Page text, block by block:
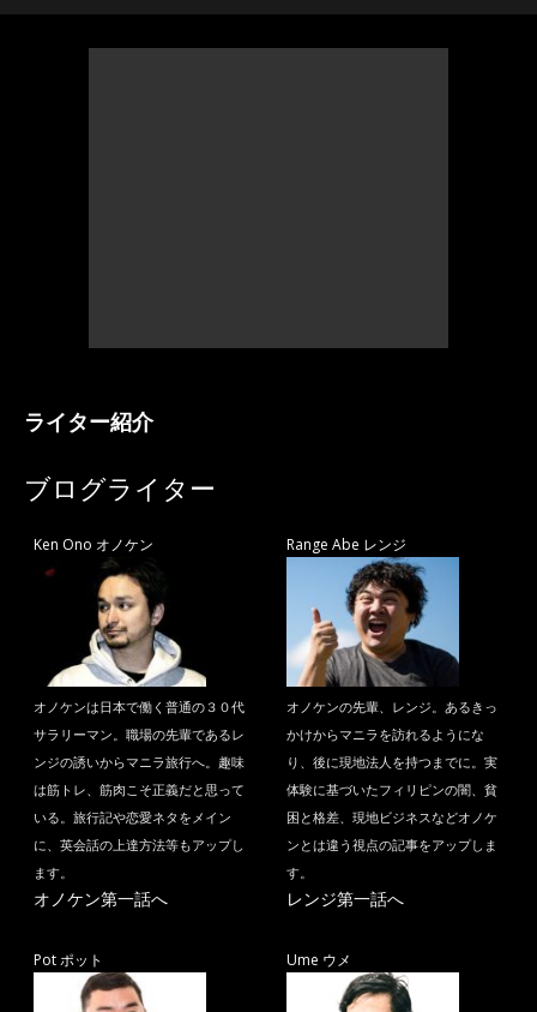
ライター紹介
ブログライター
Ken Ono オノケン
オノケンは日本で働く普通の３０代
サラリーマン。職場の先輩であるレ
ンジの誘いからマニラ旅行へ。趣味
は筋トレ、筋肉こそ正義だと思って
いる。旅行記や恋愛ネタをメイン
に、英会話の上達方法等もアップし
ます。
オノケン第一話へ
Range Abe レンジ
オノケンの先輩、レンジ。あるきっ
かけからマニラを訪れるようにな
り、後に現地法人を持つまでに。実
体験に基づいたフィリピンの闇、貧
困と格差、現地ビジネスなどオノケ
ンとは違う視点の記事をアップしま
す。
レンジ第一話へ
Pot ポット Ume ウメ